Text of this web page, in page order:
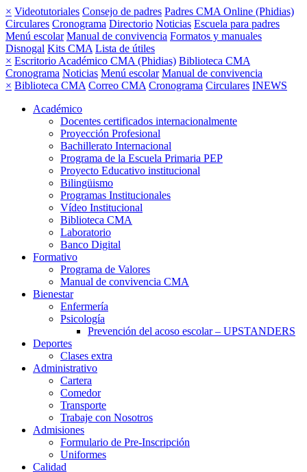
× Videotutoriales Consejo de padres Padres CMA Online (Phidias)
Circulares Cronograma Directorio Noticias Escuela para padres
Menú escolar Manual de convivencia Formatos y manuales
Disnogal Kits CMA Lista de útiles
× Escritorio Académico CMA (Phidias) Biblioteca CMA
Cronograma Noticias Menú escolar Manual de convivencia
× Biblioteca CMA Correo CMA Cronograma Circulares INEWS
Académico
Docentes certificados internacionalmente
Proyección Profesional
Bachillerato Internacional
Programa de la Escuela Primaria PEP
Proyecto Educativo institucional
Bilingüismo
Programas Institucionales
Vídeo Institucional
Biblioteca CMA
Laboratorio
Banco Digital
Formativo
Programa de Valores
Manual de convivencia CMA
Bienestar
Enfermería
Psicología
Prevención del acoso escolar – UPSTANDERS
Deportes
Clases extra
Administrativo
Cartera
Comedor
Transporte
Trabaje con Nosotros
Admisiones
Formulario de Pre-Inscripción
Uniformes
Calidad